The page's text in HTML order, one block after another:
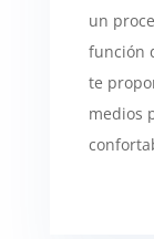
un
función
te
medios